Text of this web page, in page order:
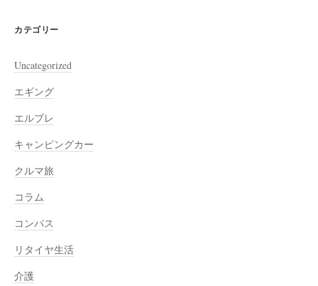
カテゴリー
Uncategorized
エギング
エルブレ
キャンピングカー
クルマ旅
コラム
コンパス
リタイヤ生活
介護